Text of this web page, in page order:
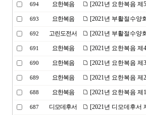
694 요한복음 [2021년 요한복음 제
693 요한복음 [2021년 부활절수양
692 고린도전서 [2021년 부활절수양
691 요한복음 [2021년 요한복음
690 요한복음 [2021년 요한복음
689 요한복음 [2021년 요한복음
688 요한복음 [2021년 요한복음
687 디모데후서 [2021년 디모데후서